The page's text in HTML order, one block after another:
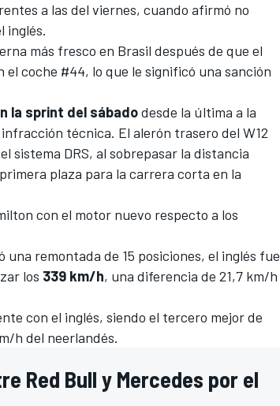
a las del viernes, cuando afirmó no
inglés.
más fresco en Brasil después de que el
el coche #44, lo que le significó una sanción
la sprint del sábadodesde la última a la
técnica. El alerón trasero del W12
sistema DRS, al sobrepasar la distancia
plaza para la carrera corta en la
con el motor nuevo respecto a los
remontada de 15 posiciones, el inglés fue
los 339 km/h, una diferencia de 21,7 km/h
con el inglés, siendo el tercero mejor de
h del neerlandés.
Red Bull y Mercedes por el